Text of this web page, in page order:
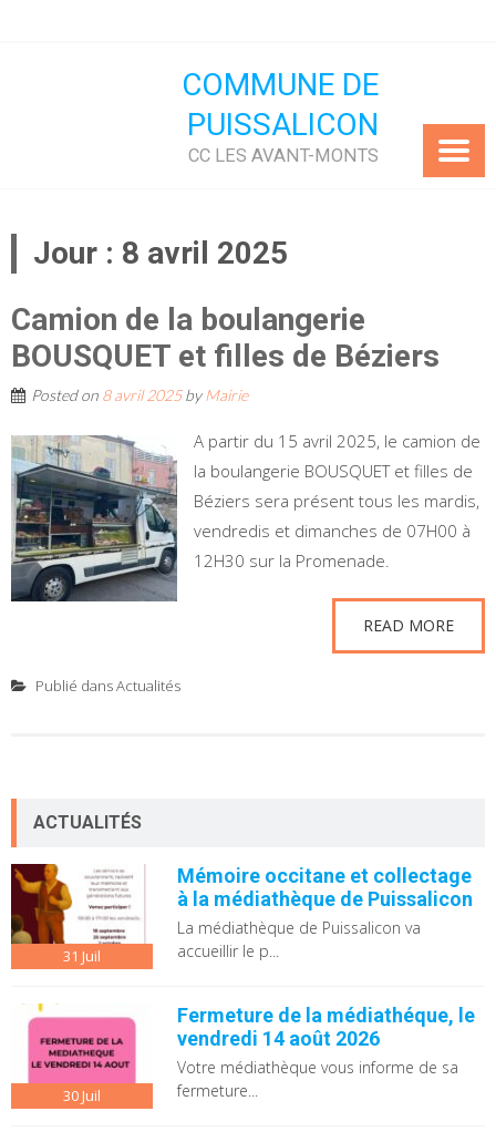
COMMUNE DE
PUISSALICON
CC LES AVANT-MONTS
Jour : 8 avril 2025
Camion de la boulangerie
BOUSQUET et filles de Béziers
Posted on 8 avril 2025byMairie
A partir du 15 avril 2025, le camion de
la boulangerie BOUSQUET et filles de
Béziers sera présent tous les mardis,
vendredis et dimanches de 07H00 à
12H30 sur la Promenade.
READ MORE
Publié dansActualités
ACTUALITÉS
31 Juil
Mémoire occitane et collectage
à la médiathèque de Puissalicon
La médiathèque de Puissalicon va
accueillir le p...
30Juil
Fermeture de la médiathéque, le
vendredi 14 août 2026
Votre médiathèque vous informe de sa
fermeture...